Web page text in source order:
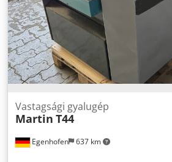
Egenhofen 637 km
Vastagsági gyalugép
Martin T44